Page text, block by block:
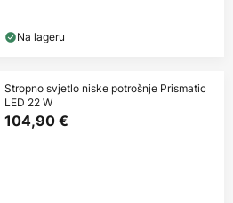
Na lageru
Stropno svjetlo niske potrošnje Prismatic
LED 22 W
104,90 €